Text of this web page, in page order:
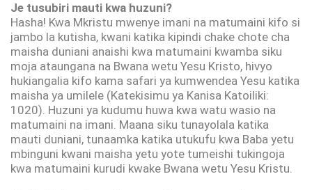
Je tusubiri mauti kwa huzuni?
Hasha! Kwa Mkristu mwenye imani na matumaini kifo si
jambo la kutisha, kwani katika kipindi chake chote cha
maisha duniani anaishi kwa matumaini kwamba siku
moja ataungana na Bwana wetu Yesu Kristo, hivyo
hukiangalia kifo kama safari ya kumwendea Yesu katika
maisha ya umilele (Katekisimu ya Kanisa Katoiliki:
1020). Huzuni ya kudumu huwa kwa watu wasio na
matumaini na imani. Maana siku tunayolala katika
mauti duniani, tunaamka katika utukufu kwa Baba yetu
mbinguni kwani maisha yetu yote tumeishi tukingoja
kwa matumaini kurudi kwake Bwana wetu Yesu Kristu.